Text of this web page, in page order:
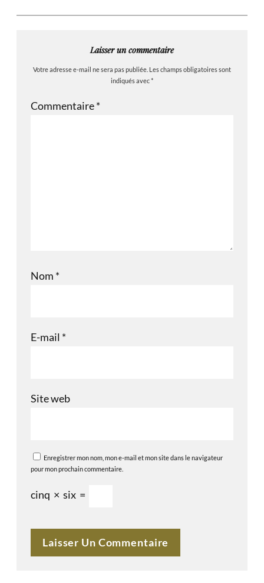
Laisser un commentaire
Votre adresse e-mail ne sera pas publiée. Les champs obligatoires sont
indiqués avec*
Commentaire*
Nom *
E-mail *
Site web
Enregistrer mon nom, mon e-mail et mon site dans le navigateur
pour mon prochain commentaire.
cinq × six =